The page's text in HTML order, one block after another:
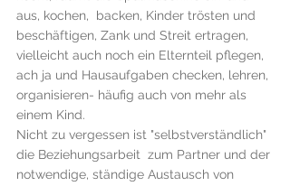
aus, kochen,  backen, Kinder trösten und
beschäftigen, Zank und Streit ertragen,
vielleicht auch noch ein Elternteil pflegen,
ach ja und Hausaufgaben checken, lehren,
organisieren- häufig auch von mehr als
einem Kind.
Nicht zu vergessen ist "selbstverständlich"
die Beziehungsarbeit  zum Partner und der
notwendige, ständige Austausch von